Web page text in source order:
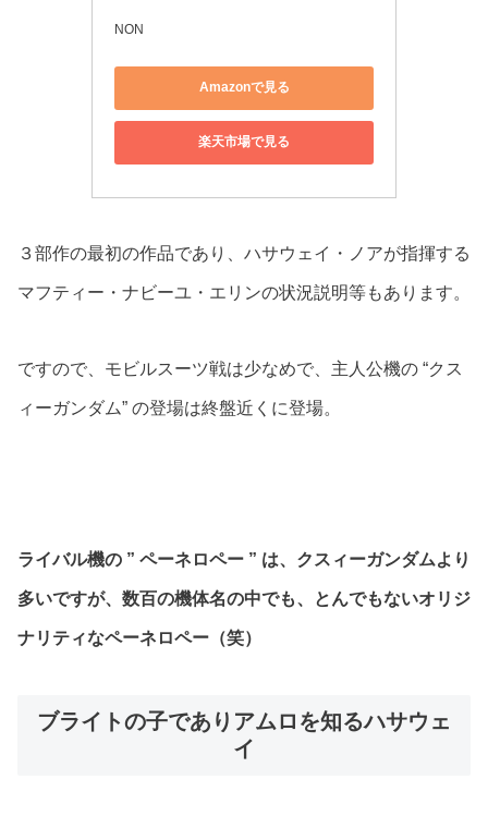
NON
Amazonで見る
楽天市場で見る
３部作の最初の作品であり、ハサウェイ・ノアが指揮する
マフティー・ナビーユ・エリンの状況説明等もあります。
ですので、モビルスーツ戦は少なめで、主人公機の “クス
ィーガンダム” の登場は終盤近くに登場。
ライバル機の ” ペーネロペー ” は、クスィーガンダムより
多いですが、数百の機体名の中でも、とんでもないオリジ
ナリティなペーネロペー（笑）
ブライトの子でありアムロを知るハサウェ
イ